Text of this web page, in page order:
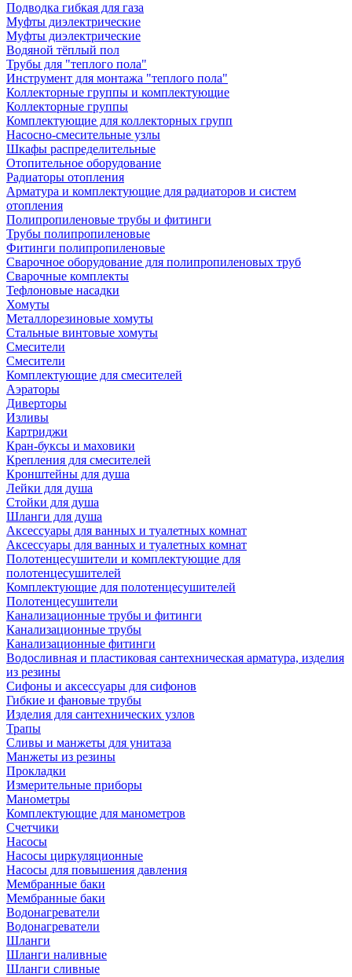
Подводка гибкая для газа
Муфты диэлектрические
Муфты диэлектрические
Водяной тёплый пол
Трубы для "теплого пола"
Инструмент для монтажа "теплого пола"
Коллекторные группы и комплектующие
Коллекторные группы
Комплектующие для коллекторных групп
Насосно-смесительные узлы
Шкафы распределительные
Отопительное оборудование
Радиаторы отопления
Арматура и комплектующие для радиаторов и систем
отопления
Полипропиленовые трубы и фитинги
Трубы полипропиленовые
Фитинги полипропиленовые
Сварочное оборудование для полипропиленовых труб
Сварочные комплекты
Тефлоновые насадки
Хомуты
Металлорезиновые хомуты
Стальные винтовые хомуты
Смесители
Смесители
Комплектующие для смесителей
Аэраторы
Диверторы
Изливы
Картриджи
Кран-буксы и маховики
Крепления для смесителей
Кронштейны для душа
Лейки для душа
Стойки для душа
Шланги для душа
Аксессуары для ванных и туалетных комнат
Аксессуары для ванных и туалетных комнат
Полотенцесушители и комплектующие для
полотенцесушителей
Комплектующие для полотенцесушителей
Полотенцесушители
Канализационные трубы и фитинги
Канализационные трубы
Канализационные фитинги
Водосливная и пластиковая сантехническая арматура, изделия
из резины
Сифоны и аксессуары для сифонов
Гибкие и фановые трубы
Изделия для сантехнических узлов
Трапы
Сливы и манжеты для унитаза
Манжеты из резины
Прокладки
Измерительные приборы
Манометры
Комплектующие для манометров
Счетчики
Насосы
Насосы циркуляционные
Насосы для повышения давления
Мембранные баки
Мембранные баки
Водонагреватели
Водонагреватели
Шланги
Шланги наливные
Шланги сливные